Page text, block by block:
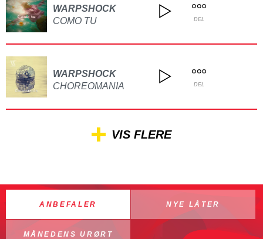
WARPSHOCK
COMO TU
DEL
WARPSHOCK
CHOREOMANIA
DEL
VIS FLERE
ANBEFALER NYE LÅTER
MÅNEDENS URØRT